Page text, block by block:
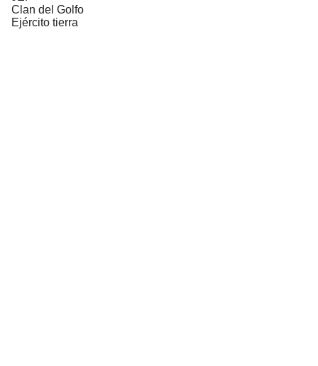
Clan del Golfo
Ejército tierra